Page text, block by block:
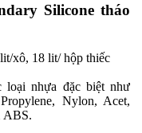
Silicone tháo
xô, 18 lit/ hộp thiếc
loại nhựa đặc biệt như
Nylon, Acet,
ABS.